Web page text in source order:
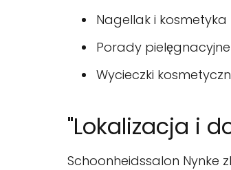
Nagellak i kosmetyka
Porady pielęgnacyjne
Wycieczki
"Lokalizacja i
Schoonheidssalon Nynke